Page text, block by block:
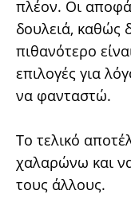
πλέον. Οι
δουλειά, καθώς
πιθανότερο
επιλογές για
να φανταστώ.
Το τελικό
χαλαρώνω και
τους άλλους.